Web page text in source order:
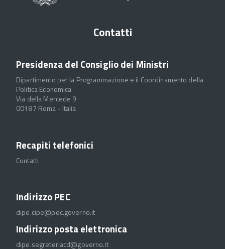
Contatti
Presidenza del Consiglio dei Ministri
Dipartimento per la Programmazione e il Coordinamento della
Politica Economica
Via della Mercede 9
00187 Roma - Italia
Recapiti telefonici
Contatti
Indirizzo PEC
dipe.cipe@pec.governo.it
Indirizzo posta elettronica
dipe.segreteriacd@governo.it